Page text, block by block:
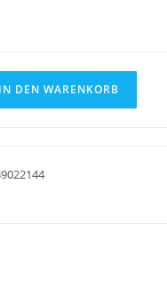
IN DEN WARENKORB